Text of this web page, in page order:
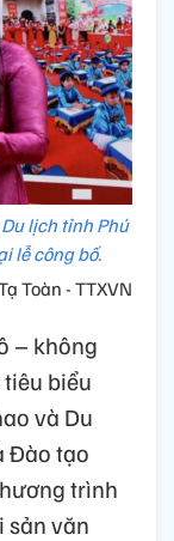
lịch tỉnh Phú
lễ công bố.
Toàn - TTXVN
– không
biểu
và Du
Đào tạo
trình
sản văn